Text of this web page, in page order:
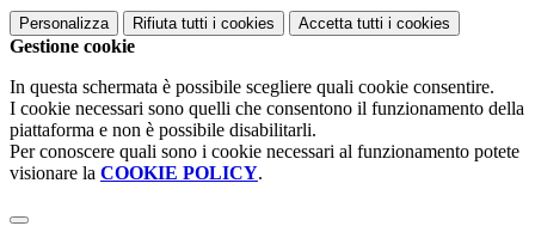
Personalizza Rifiuta tutti i cookies Accetta tutti i cookies
Gestione cookie
In questa schermata è possibile scegliere quali cookie consentire.
I cookie necessari sono quelli che consentono il funzionamento della
piattaforma e non è possibile disabilitarli.
Per conoscere quali sono i cookie necessari al funzionamento potete
visionare la COOKIE POLICY.